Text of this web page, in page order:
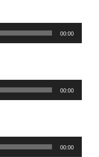
00:00
00:00
00:00